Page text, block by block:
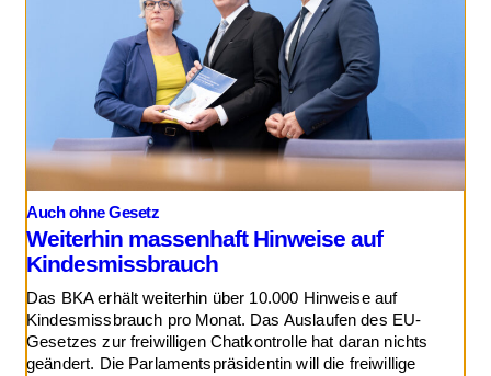
Auch ohne Gesetz
Weiterhin massenhaft Hinweise auf
Kindesmissbrauch
Das BKA erhält weiterhin über 10.000 Hinweise auf
Kindesmissbrauch pro Monat. Das Auslaufen des EU-
Gesetzes zur freiwilligen Chatkontrolle hat daran nichts
geändert. Die Parlamentspräsidentin will die freiwillige